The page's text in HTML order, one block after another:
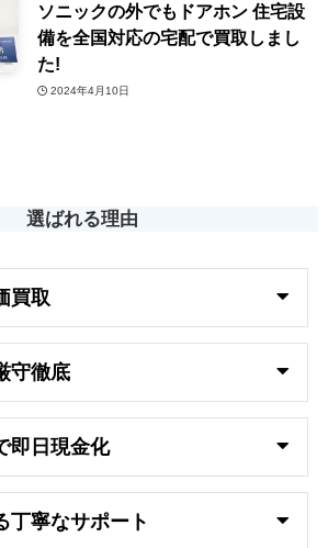
ソニックの外でもドアホン 住宅設
備を全国対応の宅配で買取しまし
た!
2024年4月10日
選ばれる理由
買取
守徹底
即日 現金化
丁寧なサポート